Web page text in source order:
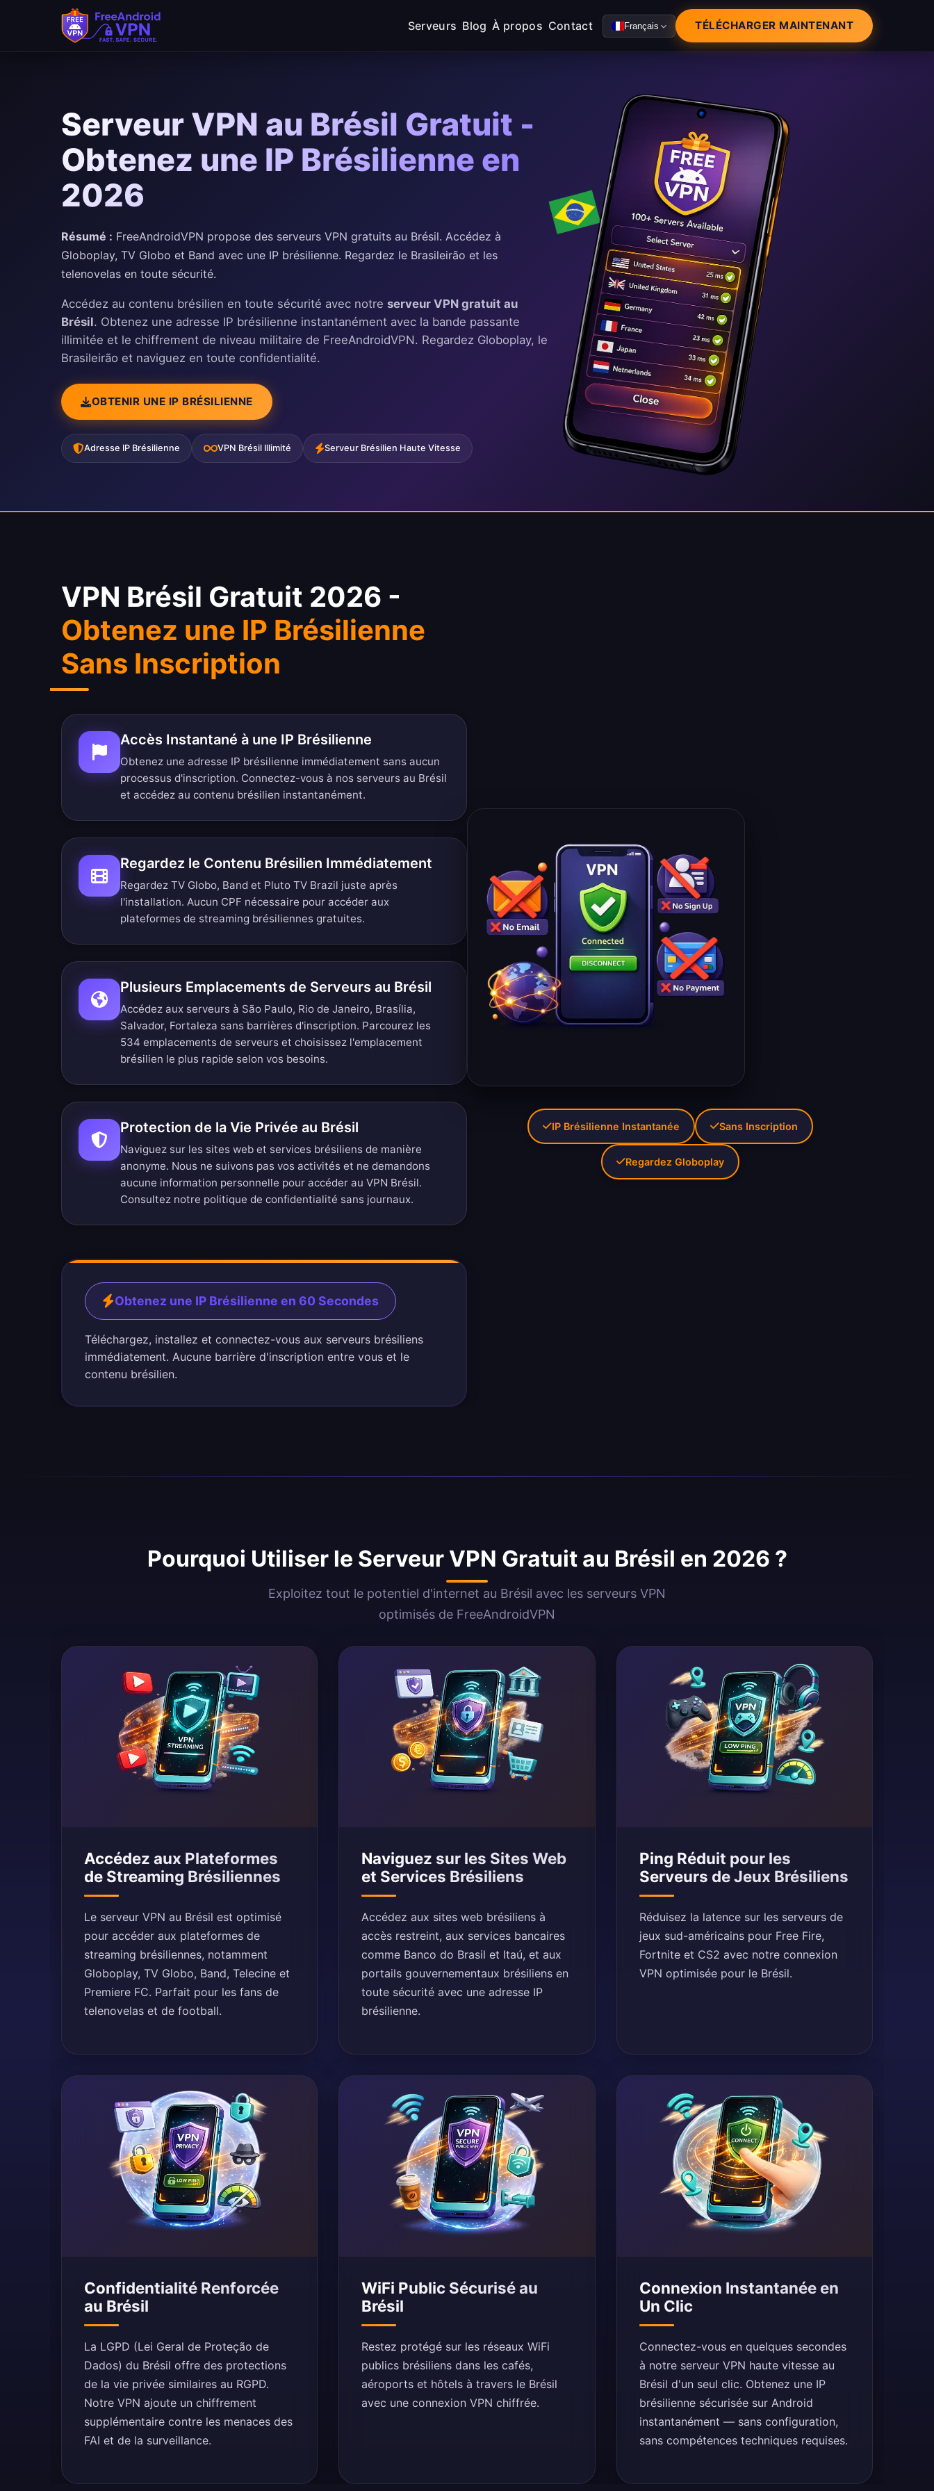
Passer au contenu principal
Serveurs Blog À propos Contact Français TÉLÉCHARGER MAINTENANT
Serveur VPN au Brésil Gratuit -
Obtenez une IP Brésilienne en
2026
Résumé : FreeAndroidVPN propose des serveurs VPN gratuits au Brésil. Accédez à
Globoplay, TV Globo et Band avec une IP brésilienne. Regardez le Brasileirão et les
telenovelas en toute sécurité.
Accédez au contenu brésilien en toute sécurité avec notre serveur VPN gratuit au
Brésil. Obtenez une adresse IP brésilienne instantanément avec la bande passante
illimitée et le chiffrement de niveau militaire de FreeAndroidVPN. Regardez Globoplay, le
Brasileirão et naviguez en toute confidentialité.
OBTENIR UNE IP BRÉSILIENNE
Adresse IP Brésilienne VPN Brésil Illimité Serveur Brésilien Haute Vitesse
VPN Brésil Gratuit 2026 -
Obtenez une IP Brésilienne
Sans Inscription
Accès Instantané à une IP Brésilienne
Obtenez une adresse IP brésilienne immédiatement sans aucun
processus d'inscription. Connectez-vous à nos serveurs au Brésil
et accédez au contenu brésilien instantanément.
Regardez le Contenu Brésilien Immédiatement
Regardez TV Globo, Band et Pluto TV Brazil juste après
l'installation. Aucun CPF nécessaire pour accéder aux
plateformes de streaming brésiliennes gratuites.
Plusieurs Emplacements de Serveurs au Brésil
Accédez aux serveurs à São Paulo, Rio de Janeiro, Brasília,
Salvador, Fortaleza sans barrières d'inscription. Parcourez les
534 emplacements de serveurs et choisissez l'emplacement
brésilien le plus rapide selon vos besoins.
Protection de la Vie Privée au Brésil
Naviguez sur les sites web et services brésiliens de manière
anonyme. Nous ne suivons pas vos activités et ne demandons
aucune information personnelle pour accéder au VPN Brésil.
Consultez notre politique de confidentialité sans journaux.
Obtenez une IP Brésilienne en 60 Secondes
Téléchargez, installez et connectez-vous aux serveurs brésiliens
immédiatement. Aucune barrière d'inscription entre vous et le
contenu brésilien.
IP Brésilienne Instantanée Sans Inscription
Regardez Globoplay
Pourquoi Utiliser le Serveur VPN Gratuit au Brésil en 2026 ?
Exploitez tout le potentiel d'internet au Brésil avec les serveurs VPN
optimisés de FreeAndroidVPN
Accédez aux Plateformes
de Streaming Brésiliennes
Le serveur VPN au Brésil est optimisé
pour accéder aux plateformes de
streaming brésiliennes, notamment
Globoplay, TV Globo, Band, Telecine et
Premiere FC. Parfait pour les fans de
telenovelas et de football.
Naviguez sur les Sites Web
et Services Brésiliens
Accédez aux sites web brésiliens à
accès restreint, aux services bancaires
comme Banco do Brasil et Itaú, et aux
portails gouvernementaux brésiliens en
toute sécurité avec une adresse IP
brésilienne.
Ping Réduit pour les
Serveurs de Jeux Brésiliens
Réduisez la latence sur les serveurs de
jeux sud-américains pour Free Fire,
Fortnite et CS2 avec notre connexion
VPN optimisée pour le Brésil.
Confidentialité Renforcée
au Brésil
La LGPD (Lei Geral de Proteção de
Dados) du Brésil offre des protections
de la vie privée similaires au RGPD.
Notre VPN ajoute un chiffrement
supplémentaire contre les menaces des
FAI et de la surveillance.
WiFi Public Sécurisé au
Brésil
Restez protégé sur les réseaux WiFi
publics brésiliens dans les cafés,
aéroports et hôtels à travers le Brésil
avec une connexion VPN chiffrée.
Connexion Instantanée en
Un Clic
Connectez-vous en quelques secondes
à notre serveur VPN haute vitesse au
Brésil d'un seul clic. Obtenez une IP
brésilienne sécurisée sur Android
instantanément — sans configuration,
sans compétences techniques requises.